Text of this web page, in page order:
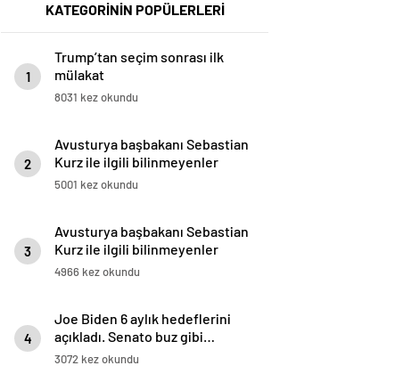
KATEGORİNİN POPÜLERLERİ
1
Trump’tan seçim sonrası ilk
mülakat
8031 kez okundu
2
Avusturya başbakanı Sebastian
Kurz ile ilgili bilinmeyenler
5001 kez okundu
3
Avusturya başbakanı Sebastian
Kurz ile ilgili bilinmeyenler
4966 kez okundu
4
Joe Biden 6 aylık hedeflerini
açıkladı. Senato buz gibi…
3072 kez okundu